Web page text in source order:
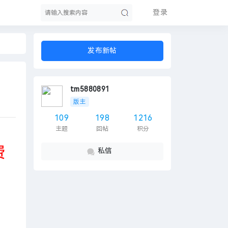
登录
发布新帖
tm5880891
版主
109
主题
198
回帖
1216
积分
私信